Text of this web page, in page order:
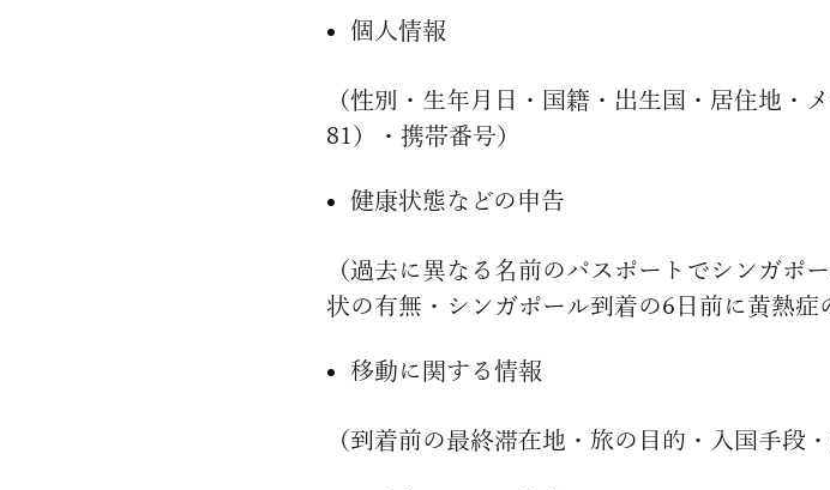
個人情報
（性別・生年月日・国籍・出生国・居住地・
81）・携帯番号）
健康状態などの申告
（過去に異なる名前のパスポートでシンガポ
状の有無・シンガポール到着の6日前に黄熱症
移動に関する情報
（到着前の最終滞在地・旅の目的・入国手段